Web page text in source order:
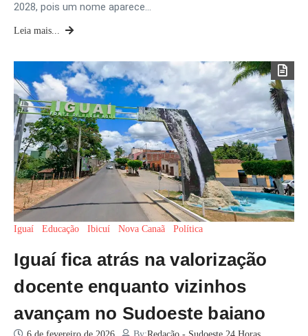
2028, pois um nome aparece…
Leia mais...
Iguaí Educação Ibicuí Nova Canaã Política
Iguaí fica atrás na valorização
docente enquanto vizinhos
avançam no Sudoeste baiano